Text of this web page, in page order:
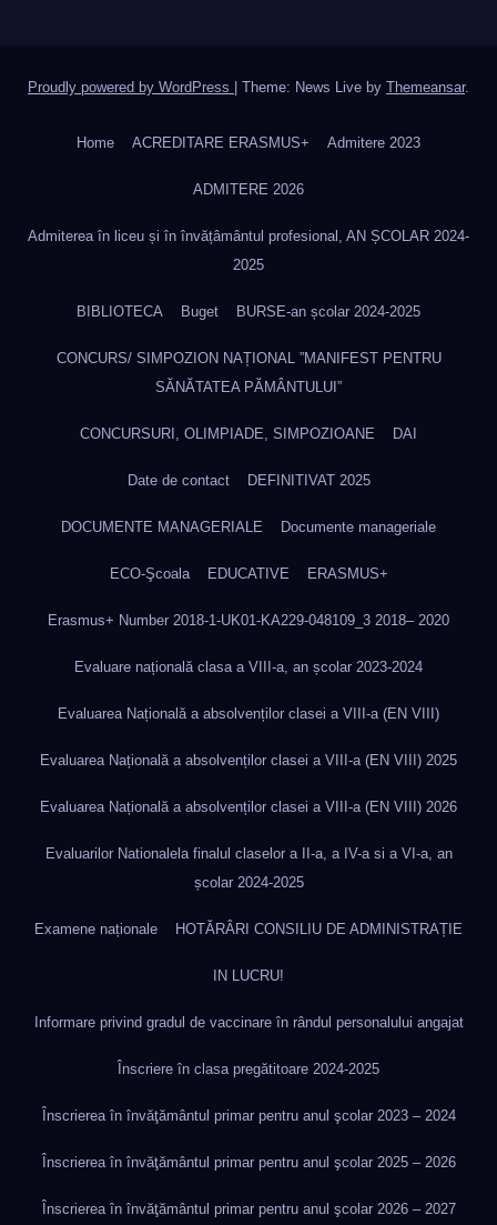
Proudly powered by WordPress Theme: News Live by Themeansar.
Home ACREDITARE ERASMUS+ Admitere 2023
ADMITERE 2026
Admiterea în liceu și în învățâmântul profesional, AN ȘCOLAR 2024-
2025
BIBLIOTECA Buget BURSE-an școlar 2024-2025
CONCURS/ SIMPOZION NAȚIONAL ”MANIFEST PENTRU
SĂNĂTATEA PĂMÂNTULUI”
CONCURSURI, OLIMPIADE, SIMPOZIOANE DAI
Date de contact DEFINITIVAT 2025
DOCUMENTE MANAGERIALE Documente manageriale
ECO-Şcoala EDUCATIVE ERASMUS+
Erasmus+ Number 2018-1-UK01-KA229-048109_3 2018– 2020
Evaluare națională clasa a VIII-a, an școlar 2023-2024
Evaluarea Națională a absolvenților clasei a VIII-a (EN VIII)
Evaluarea Națională a absolvenților clasei a VIII-a (EN VIII) 2025
Evaluarea Națională a absolvenților clasei a VIII-a (EN VIII) 2026
Evaluarilor Nationalela finalul claselor a II-a, a IV-a si a VI-a, an
școlar 2024-2025
Examene naționale HOTĂRÂRI CONSILIU DE ADMINISTRAȚIE
IN LUCRU!
Informare privind gradul de vaccinare în rândul personalului angajat
Înscriere în clasa pregătitoare 2024-2025
Înscrierea în învăţământul primar pentru anul şcolar 2023 – 2024
Înscrierea în învăţământul primar pentru anul şcolar 2025 – 2026
Înscrierea în învăţământul primar pentru anul şcolar 2026 – 2027